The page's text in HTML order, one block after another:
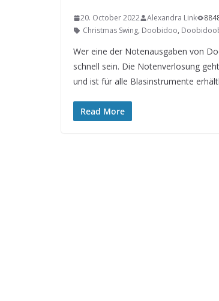
20. October 2022 Alexandra Link
Christmas Swing, Doobidoo,
Wer eine der Notenausgaben von
schnell sein. Die Notenverlosung
und ist für alle Blasinstrumente
Read More